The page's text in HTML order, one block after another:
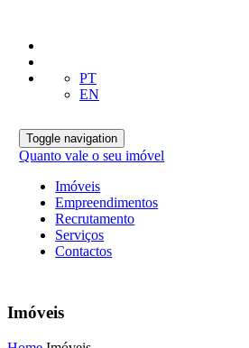
PT
EN
Toggle navigation
Quanto vale o seu imóvel
Imóveis
Empreendimentos
Recrutamento
Serviços
Contactos
Imóveis